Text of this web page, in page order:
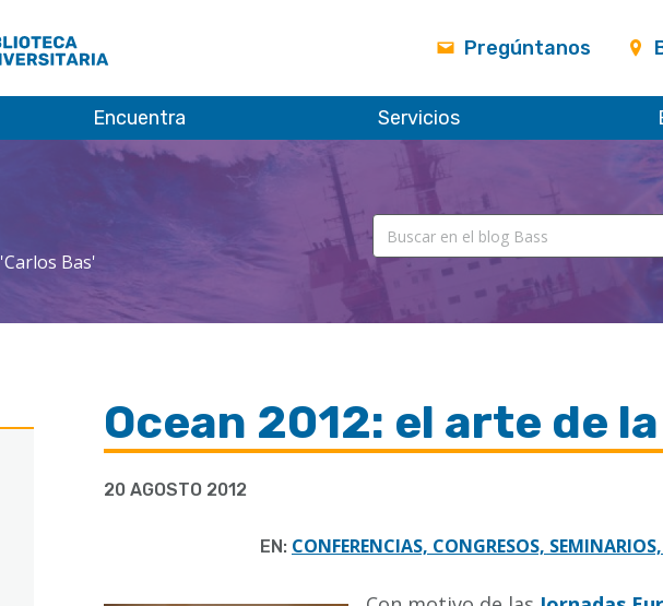
Pregúntanos
Encuentra Servicios
Bas'
Ocean 2012: el arte de
20 AGOSTO 2012
EN: CONFERENCIAS, CONGRESOS,